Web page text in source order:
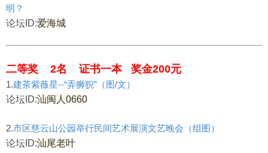
明？
论坛ID:爱海城
二等奖 2名 证书一本 奖金200元
1.建茶紫薇星--“弄狮猊”（图/文）
论坛ID:汕闽人0660
2.市区慈云山公园举行民间艺术展演文艺晚会（组图）
论坛ID:汕尾老叶